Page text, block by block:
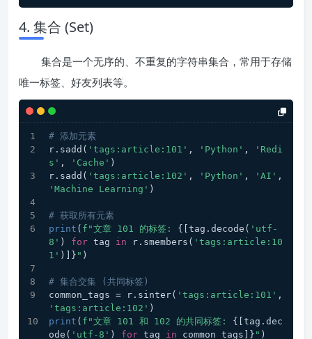
4. 集合 (Set)
集合是一个无序的、不重复的字符串集合，常用于存储
唯一标签、好友列表等。
# 添加元素
r.sadd( 'tags:article:101' , 'Python' ,
'Redi
s' , 'Cache' )
r.sadd( 'tags:article:102' , 'Python' , 'AI'
'Machine Learning' )
# 获取所有元素
print ( f"文章 101 的标签: {[tag.decode( 'utf-
8' ) for tag in r.smembers( 'tags:article:10
1' )]} " )
# 集合交集 (共同标签)
common_tags = r.sinter( 'tags:article:101'
'tags:article:102' )
print ( f"文章 101 和 102 的共同标签: {[tag.dec
ode( 'utf-8' ) for tag in common_tags]} " )